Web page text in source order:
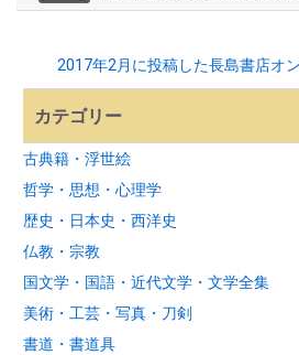
2017年2月に投稿した長島書店オ
カテゴリー
古典籍・浮世絵
哲学・思想・心理学
歴史・日本史・西洋史
仏教・宗教
国文学・国語・近代文学・文学全集
美術・工芸・写真・刀剣
書道・書道具